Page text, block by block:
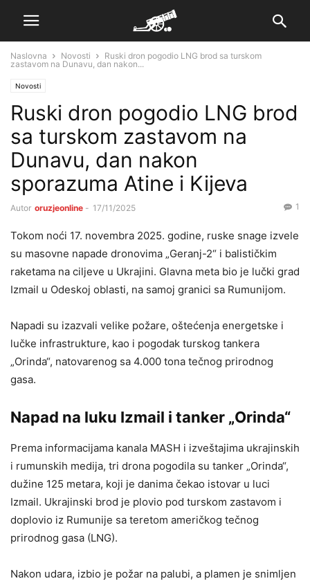
Naslovna Novosti
Ruski dron pogodio LNG brod sa turskom
zastavom na Dunavu, dan nakon...
Novosti
Ruski dron pogodio LNG brod
sa turskom zastavom na
Dunavu, dan nakon
sporazuma Atine i Kijeva
Autor oruzjeonline - 17/11/2025 1
Tokom noći 17. novembra 2025. godine, ruske snage izvele
su masovne napade dronovima „Geranj-2“ i balističkim
raketama na ciljeve u Ukrajini. Glavna meta bio je lučki grad
Izmail u Odeskoj oblasti, na samoj granici sa Rumunijom.
Napadi su izazvali velike požare, oštećenja energetske i
lučke infrastrukture, kao i pogodak turskog tankera
„Orinda“, natovarenog sa 4.000 tona tečnog prirodnog
gasa.
Napad na luku Izmail i tanker „Orinda“
Prema informacijama kanala MASH i izveštajima ukrajinskih
i rumunskih medija, tri drona pogodila su tanker „Orinda“,
dužine 125 metara, koji je danima čekao istovar u luci
Izmail. Ukrajinski brod je plovio pod turskom zastavom i
doplovio iz Rumunije sa teretom američkog tečnog
prirodnog gasa (LNG).
Nakon udara, izbio je požar na palubi, a plamen je snimljen